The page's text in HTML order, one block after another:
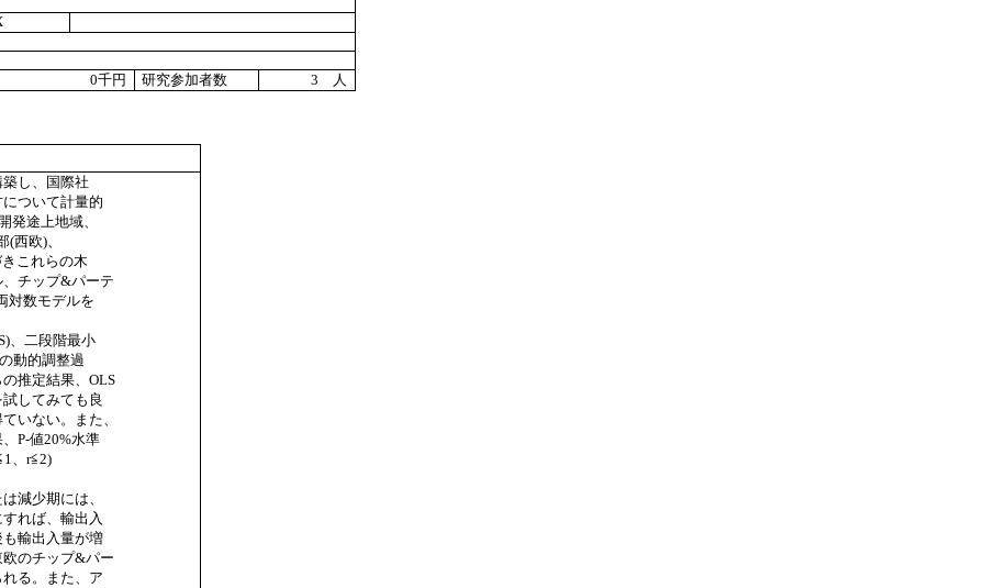
0千円 研究参加者数 3 人
し、国際社
ついて計量的
発途上地域、
西欧)、
これらの木
チップ&パーテ
対数モデルを
、二段階最小
動的調整過
推定結果、OLS
してみても良
いない。また、
P-値20%水準
、r≦2)
減少期には、
れば、輸出入
輸出入量が増
のチップ&パー
る。また、ア